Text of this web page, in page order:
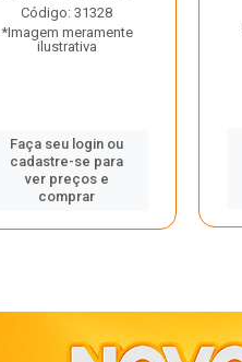
Código: 31328
*Imagem meramente
ilustrativa
Faça seu login ou
cadastre-se para
ver preços e
comprar